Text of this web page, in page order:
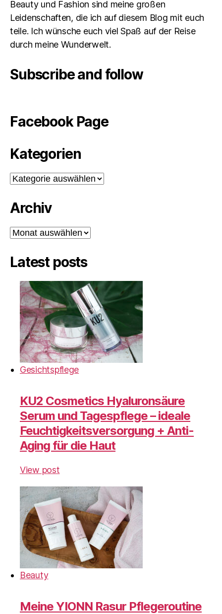
Beauty und Fashion sind meine großen
Leidenschaften, die ich auf diesem Blog mit euch
teile. Ich wünsche euch viel Spaß auf der Reise
durch meine Wunderwelt.
Subscribe and follow
Facebook Page
Kategorien
Kategorien
Archiv
Archiv
Latest posts
Gesichtspflege
KU2 Cosmetics Hyaluronsäure
Serum und Tagespflege – ideale
Feuchtigkeitsversorgung + Anti-
Aging für die Haut
View post
Beauty
Meine YIONN Rasur Pflegeroutine